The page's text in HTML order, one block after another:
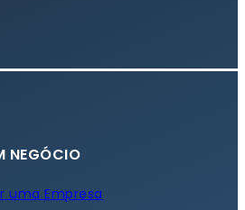
NEGÓCIO
uma Empresa